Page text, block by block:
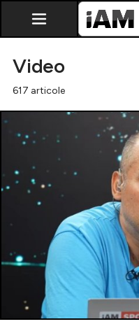
Exclusiv
Video
617 articole